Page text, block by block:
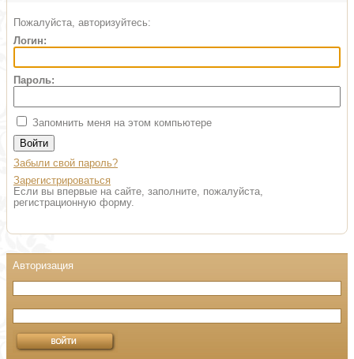
Пожалуйста, авторизуйтесь:
Логин:
Пароль:
Запомнить меня на этом компьютере
Забыли свой пароль?
Зарегистрироваться
Если вы впервые на сайте, заполните, пожалуйста,
регистрационную форму.